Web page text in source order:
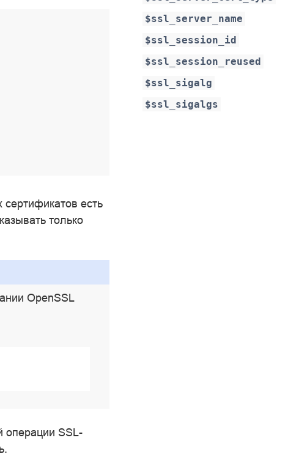
есть
только
OpenSSL
операции SSL-
$ssl_server_name
$ssl_session_id
$ssl_session_reused
$ssl_sigalg
$ssl_sigalgs